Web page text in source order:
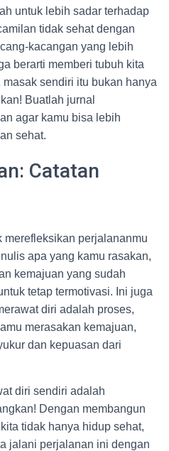
untuk lebih sadar terhadap
tidak sehat dengan
kacangan yang lebih
berarti memberi tubuh kita
masak sendiri itu bukan hanya
Buatlah jurnal
agar kamu bisa lebih
sehat.
Catatan
perjalananmu
apa yang kamu rasakan,
kemajuan yang sudah
tetap termotivasi. Ini juga
diri adalah proses,
merasakan kemajuan,
dan kepuasan dari
diri sendiri adalah
Dengan membangun
tidak hanya hidup sehat,
jalani perjalanan ini dengan